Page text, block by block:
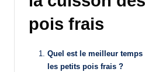
pois frais
Quel est le meilleur temps
les petits pois frais ?